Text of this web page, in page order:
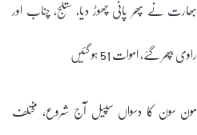
بھارت نے پھر پانی چھوڑ دیا، ستلج، چناب اور
راوی بپھر گئے، اموات 51 ہو گئیں
مون سون کا دسواں سپیل آج شروع، مختلف